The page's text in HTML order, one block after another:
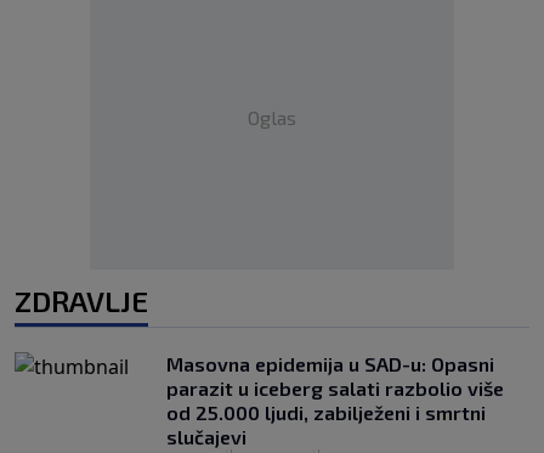
Oglas
ZDRAVLJE
Masovna epidemija u SAD-u: Opasni
parazit u iceberg salati razbolio više
od 25.000 ljudi, zabilježeni i smrtni
slučajevi